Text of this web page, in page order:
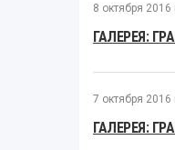
8 октября 2016
ГАЛЕРЕЯ:
7 октября 2016
ГАЛЕРЕЯ: